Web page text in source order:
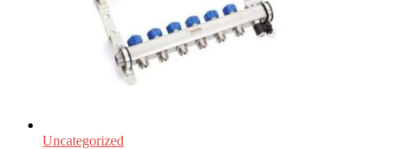
Uncategorized